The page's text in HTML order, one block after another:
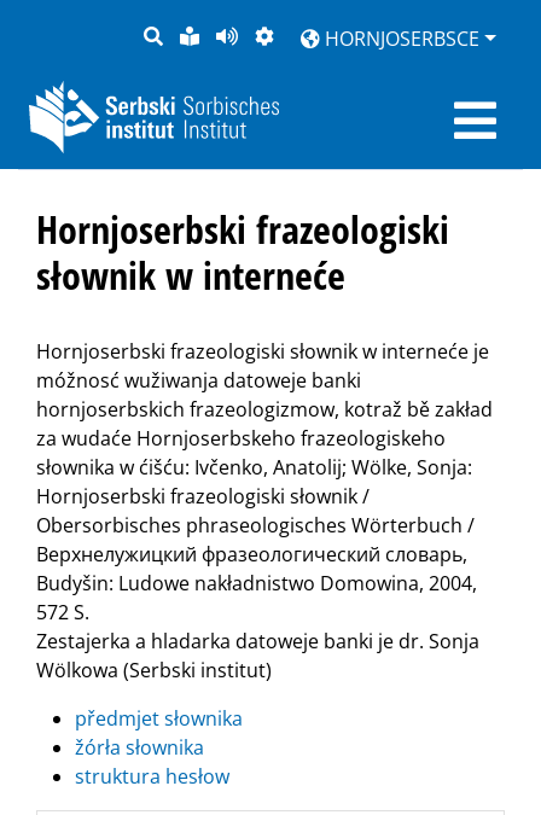
PYTANJE
LOCHKA
RĚČ
STRONU
PŘEDČITAĆ
ZWOBRAZNJENJE
HORNJOSERBSCE
Hornjoserbski frazeologiski
słownik w interneće
Hornjoserbski frazeologiski słownik w interneće je
móžnosć wužiwanja datoweje banki
hornjoserbskich frazeologizmow, kotraž bě zakład
za wudaće Hornjoserbskeho frazeologiskeho
słownika w ćišću: Ivčenko, Anatolij; Wölke, Sonja:
Hornjoserbski frazeologiski słownik /
Obersorbisches phraseologisches Wörterbuch /
Верхнелужицкий фразеологический словарь,
Budyšin: Ludowe nakładnistwo Domowina, 2004,
572 S.
Zestajerka a hladarka datoweje banki je dr. Sonja
Wölkowa (Serbski institut)
předmjet słownika
žórła słownika
struktura hesłow